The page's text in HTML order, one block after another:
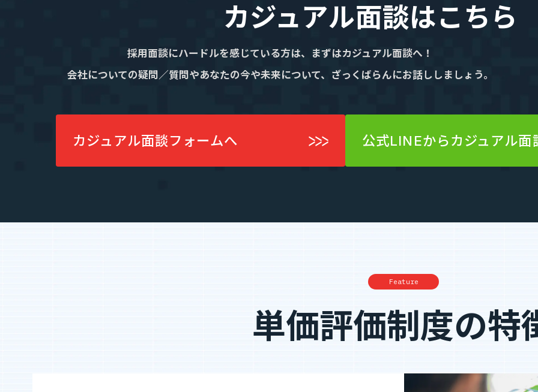
カジュアル面談はこちら
採用面談にハードルを感じている方は、まずはカジュアル面談へ！
会社についての疑問／質問やあなたの今や未来について、ざっくばらんにお話ししましょう。
カジュアル面談フォームへ 公式LINEからカジュアル面
Feature
単価評価制度の特